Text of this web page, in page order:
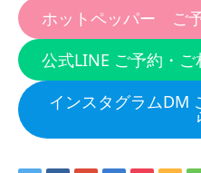
ホットペッパー ご
公式LINE ご予約・ご
インスタグラムDM